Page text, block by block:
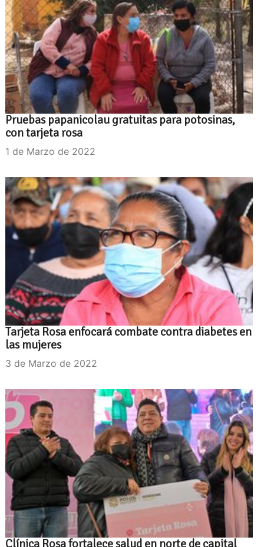
Pruebas papanicolau gratuitas para potosinas,
con tarjeta rosa
1 de Marzo de 2022
Tarjeta Rosa enfocará combate contra diabetes en
las mujeres
3 de Marzo de 2022
Clínica Rosa fortalece salud en norte de capital